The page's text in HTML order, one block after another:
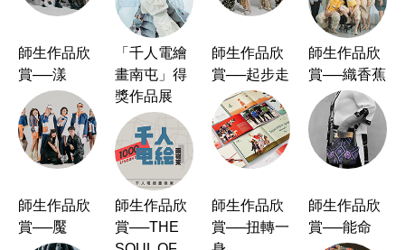
師生作品欣
賞──漾
「千人電繪
畫南屯」得
獎作品展
師生作品欣
賞──起步走
師生作品欣
賞──織香蕉
師生作品欣
賞──魘
師生作品欣
賞──THE
師生作品欣
賞──扭轉一
師生作品欣
賞──能命